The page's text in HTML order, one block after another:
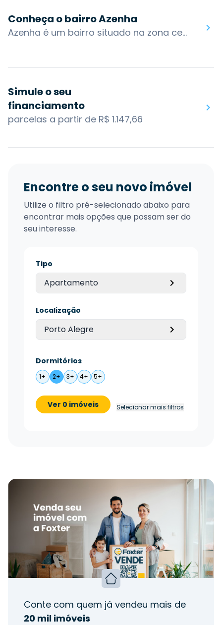
Conheça o bairro Azenha
Azenha é um bairro situado na zona central de Porto Alegre. É uma das principais vias de passagem de Porto Alegre, possuindo um forte comércio. O hospital Ernesto Dornelles encontra-se no bairro, sendo um dos mais antigos da cidade, inaugurado em 1962, situado entre a Av. Ipiranga e rua Freitas de Castro, em uma área de 11 mil m².Tradicional bairro de comércio variado de Porto Alegre, pode-se encontrar na Azenha o comércio de móveis, bares, farmácias, bancos, lancherias, casas de vestuário e de calçados, além de lojas de autopeças.O bairro possui acesso por algumas das principais vias da cidade: Av. Ipiranga, Av. da Azenha, R. Gen. Lima e Silva, Av. João Pessoa, R. Lobo da Costa, R. Marcílio Dias e R. General Caldwell. Os bairros nos arredores são: Menino Deus, Santana, Medianeira, Cidade Baixa e Santa Cecília.Você encontra no bairro Azenha: Praça Garibaldi, Sede EPTC - Empresa Pública de Transporte e Circulação, Hospital Ernesto Dornelles, 2º Cartório de Registro Civil, Céu Bar + Arte.
Simule o seu
financiamento
parcelas a partir de R$ 1.147,66
Encontre o seu novo imóvel
Utilize o filtro pré-selecionado abaixo para
encontrar mais opções que possam ser do
seu interesse.
Tipo
Apartamento
Localização
Porto Alegre
Dormitórios
1+ 2+ 3+ 4+ 5+
Ver 0 imóveis Selecionar mais filtros
Conte com quem já vendeu mais de
20 mil imóveis